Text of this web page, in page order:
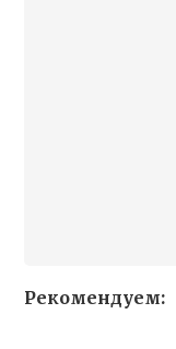
Рекомендуем: